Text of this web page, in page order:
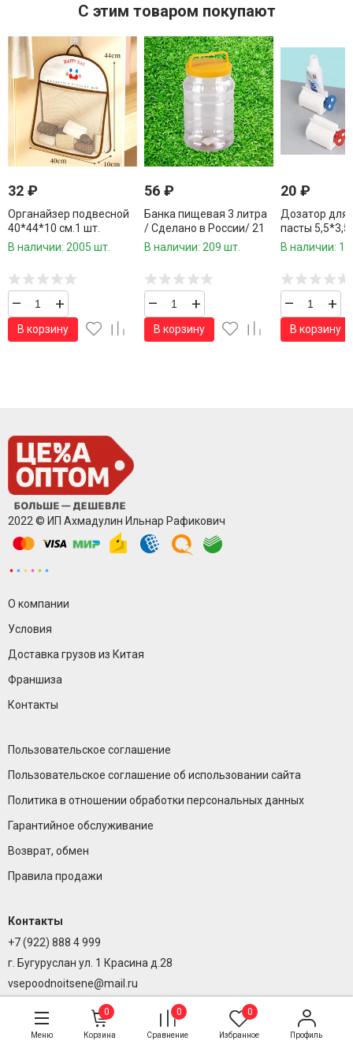
C этим товаром покупают
32 ₽
Органайзер подвесной
40*44*10 см.1 шт.
В наличии: 2005 шт.
– +
В корзину
56 ₽
Банка пищевая 3 литра
/ Сделано в России/ 21
шт.в упаковке/1 шт.
В наличии: 209 шт.
– +
В корзину
20 ₽
Дозатор для
пасты 5,5*3,5
шт./600
В наличии:
– +
В корзину
2022 © ИП Ахмадулин Ильнар Рафикович
О компании
Условия
Доставка грузов из Китая
Франшиза
Контакты
Пользовательское соглашение
Пользовательское соглашение об использовании сайта
Политика в отношении обработки персональных данных
Гарантийное обслуживание
Возврат, обмен
Правила продажи
Контакты
+7 (922) 888 4 999
г. Бугуруслан ул. 1 Красина д.28
vsepoodnoitsene@mail.ru
Меню
0
Корзина
0
Сравнение
0
Избранное Профиль